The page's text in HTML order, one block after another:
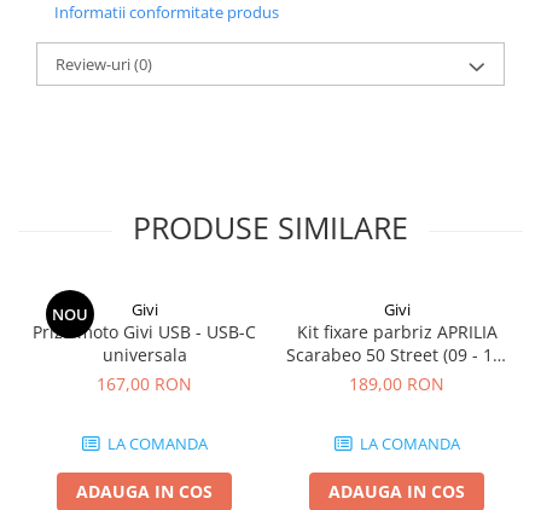
Informatii conformitate produs
Review-uri(0)
PRODUSE SIMILARE
NOU Givi
Priza moto Givi USB - USB-C
universala
167,00 RON
LA COMANDA
ADAUGA IN COS
Givi
Kit fixare parbriz APRILIA
Scarabeo 50 Street (09 - 13)
Scarabeo 50-100 (09 - 13)
189,00 RON
LA COMANDA
ADAUGA IN COS